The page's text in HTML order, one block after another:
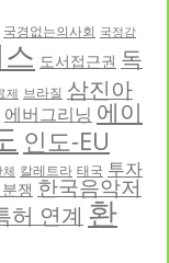
국경없는의사회 국정감
도서접근권 독
제 브라질 삼진아
에버그리닝 에이
인도-EU
체 칼레트라 태국 투자
쟁 한국음악저
허 연계 환